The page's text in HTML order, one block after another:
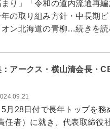
り」「令和の道内流通再
年の取り組み方針・中長期
ン北海道の青柳…続きを読
アークス・横山清会長・
月28日付で長年トップを務
任者）に就き、代表取締役